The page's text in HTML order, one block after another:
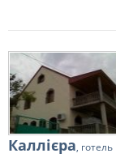
Каллієра, готель